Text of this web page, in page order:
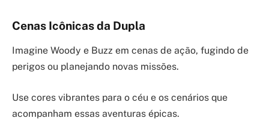
Cenas Icônicas da Dupla
Imagine Woody e Buzz em cenas de ação, fugindo de
perigos ou planejando novas missões.
Use cores vibrantes para o céu e os cenários que
acompanham essas aventuras épicas.